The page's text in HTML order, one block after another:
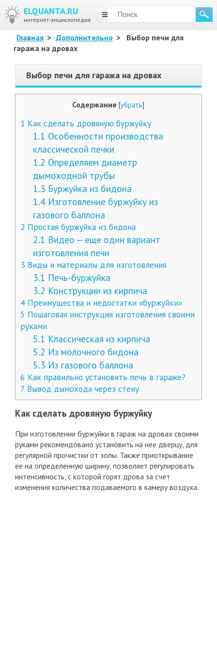
ELQUANTA.RU
интернет-энциклопедия
МЕНЮ
Главная > Дополнительно >
Выбор печи для
гаража на дровах
Выбор печи для гаража на дровах
Содержание [убрать]
1 Как сделать дровяную буржуйку
1.1 Особенности производства
классической печки
1.2 Определяем диаметр
дымоходной трубы
1.3 Буржуйка из бидона
1.4 Изготовление буржуйку из
газового баллона
2 Простая буржуйка из бидона
2.1 Видео — еще один вариант
изготовления печи
3 Виды и материалы для изготовления
3.1 Печь-буржуйка
3.2 Конструкции из кирпича
4Преимущества и недостатки «буржуйки»
5 Пошаговая инструкция изготовления своими
руками
5.1 Классическая из кирпича
5.2 Из молочного бидона
5.3 Из газового баллона
6 Как правильно установить печь в гараже?
7 Вывод дымохода через стену
Как сделать дровяную буржуйку
При изготовлении буржуйки в гараж на дровах своими
руками рекомендовано установить на нее дверцу, для
регулярной прочистки от золы. Также приоткрывание
ее на определенную ширину, позволяет регулировать
интенсивность, с которой горят дрова за счет
изменения количества подаваемого в камеру воздуха.